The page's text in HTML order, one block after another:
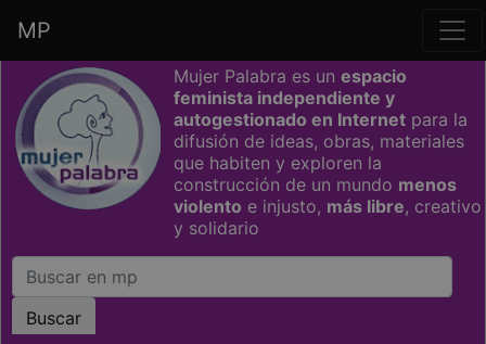
Saltar grupo de enlaces
MP
Mujer Palabra es un espacio
feminista independiente y
autogestionado en Internet para la
difusión de ideas, obras, materiales
que habiten y exploren la
construcción de un mundo menos
violento e injusto, más libre, creativo
y solidario